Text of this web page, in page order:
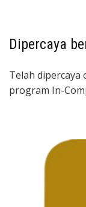
Dipercaya
Telah
program In-